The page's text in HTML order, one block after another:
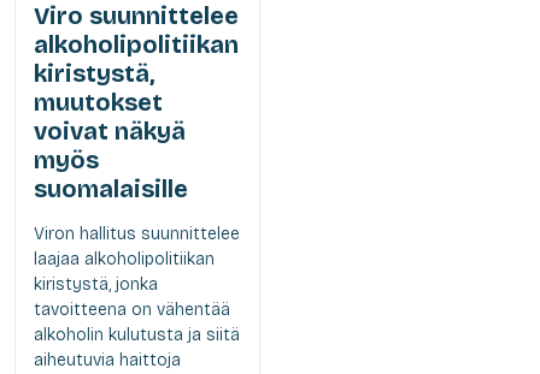
Viro suunnittelee
alkoholipolitiikan
kiristystä,
muutokset
voivat näkyä
myös
suomalaisille
Viron hallitus suunnittelee
laajaa alkoholipolitiikan
kiristystä, jonka
tavoitteena on vähentää
alkoholin kulutusta ja siitä
aiheutuvia haittoja